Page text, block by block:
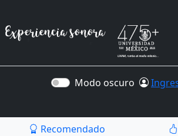
Modo oscuro
Recomendado